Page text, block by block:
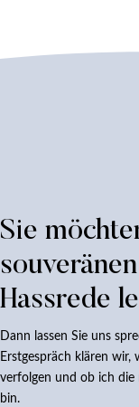
Sie
Hassrede
Dann lassen Sie uns
Erstgespräch klären wir,
verfolgen und ob ich
bin.